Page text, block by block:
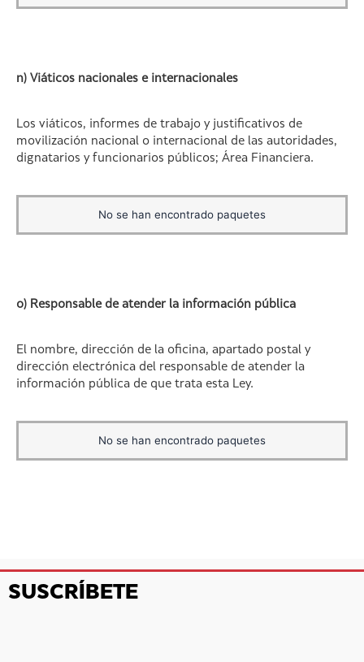
n) Viáticos nacionales e internacionales
Los viáticos, informes de trabajo y justificativos de
movilización nacional o internacional de las autoridades,
dignatarios y funcionarios públicos; Área Financiera.
No se han encontrado paquetes
o) Responsable de atender la información pública
El nombre, dirección de la oficina, apartado postal y
dirección electrónica del responsable de atender la
información pública de que trata esta Ley.
No se han encontrado paquetes
SUSCRÍBETE